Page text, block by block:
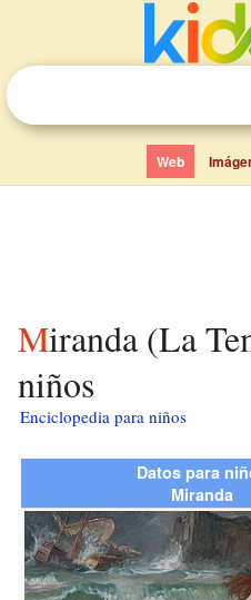
Web
Miranda (La Tempestad) para
niños
Enciclopedia para niños
Datos para
Miranda